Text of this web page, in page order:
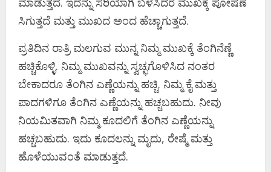
ಸಿಗುತ್ತದೆ ಮತ್ತು ಮುಖದ ಅಂದ ಹೆಚ್ಚಾಗುತ್ತದೆ.
ಪ್ರತಿದಿನ ರಾತ್ರಿ ಮಲಗುವ ಮುನ್ನ ನಿಮ್ಮ ಮುಖಕ್ಕೆ ತೆಂಗಿನೆಣ್ಣೆ
ಹಚ್ಚಿಕೊಳ್ಳಿ. ನಿಮ್ಮ ಮುಖವನ್ನು ಸ್ವಚ್ಛಗೊಳಿಸಿದ ನಂತರ
ಬೇಕಾದರೂ ತೆಂಗಿನ ಎಣ್ಣೆಯನ್ನು ಹಚ್ಚಿ. ನಿಮ್ಮ ಕೈ ಮತ್ತು
ಪಾದಗಳಿಗೂ ತೆಂಗಿನ ಎಣ್ಣೆಯನ್ನು ಹಚ್ಚಬಹುದು. ನೀವು
ನಿಯಮಿತವಾಗಿ ನಿಮ್ಮ ಕೂದಲಿಗೆ ತೆಂಗಿನ ಎಣ್ಣೆಯನ್ನು
ಹಚ್ಚಬಹುದು. ಇದು ಕೂದಲನ್ನು ಮೃದು, ರೇಷ್ಮೆ ಮತ್ತು
ಹೊಳೆಯುವಂತೆ ಮಾಡುತ್ತದೆ.